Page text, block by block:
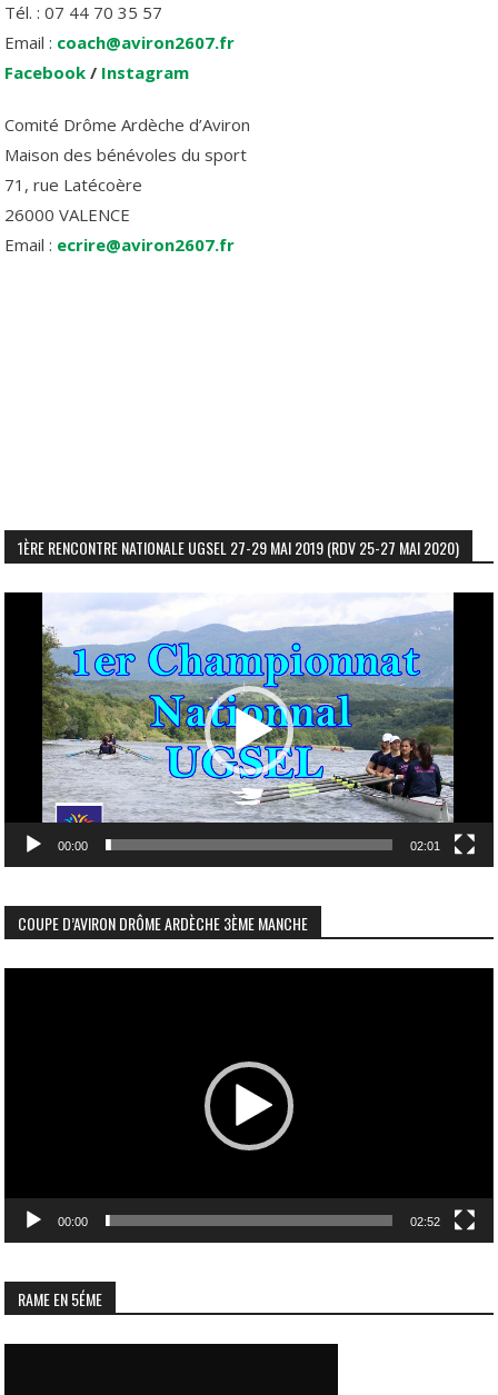
Tél. : 07 44 70 35 57
Email : coach@aviron2607.fr
Facebook / Instagram
Comité Drôme Ardèche d’Aviron
Maison des bénévoles du sport
71, rue Latécoère
26000 VALENCE
Email : ecrire@aviron2607.fr
1ÈRE RENCONTRE NATIONALE UGSEL 27-29 MAI 2019 (RDV 25-27 MAI 2020)
vidéo
00:00 02:01
COUPE D’AVIRON DRÔME ARDÈCHE 3ÈME MANCHE
00:00 02:52
RAME EN 5ÉME